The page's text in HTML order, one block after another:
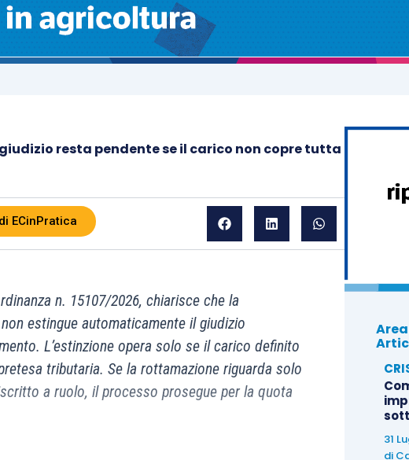
resta pendente se il carico non copre tutta
ECinPratica
n. 15107/2026, chiarisce che la
estingue automaticamente il giudizio
L’estinzione opera solo se il carico definito
tributaria. Se la rottamazione riguarda solo
a ruolo, il processo prosegue per la quota
31
di